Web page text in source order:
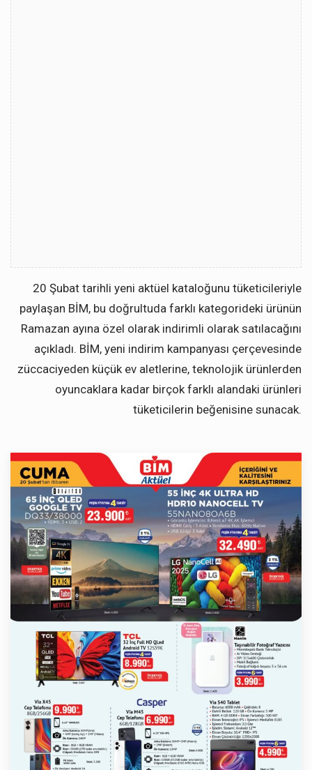
20 Şubat tarihli yeni aktüel kataloğunu tüketicileriyle
paylaşan BİM, bu doğrultuda farklı kategorideki ürünün
Ramazan ayına özel olarak indirimli olarak satılacağını
açıkladı. BİM, yeni indirim kampanyası çerçevesinde
züccaciyeden küçük ev aletlerine, teknolojik ürünlerden
oyuncaklara kadar birçok farklı alandaki ürünleri
tüketicilerin beğenisine sunacak.